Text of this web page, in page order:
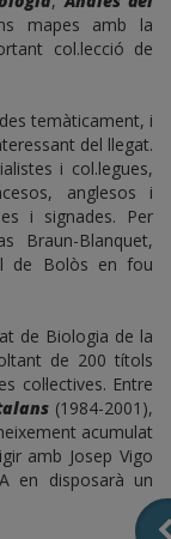
mapes amb la
col.lecció de
temàticament, i
del llegat.
i col.legues,
anglesos i
i signades. Per
Braun-Blanquet,
de Bolòs en fou
de Biologia de la
de 200 títols
col·lectives. Entre
(1984-2001),
acumulat
amb Josep Vigo
en disposarà un